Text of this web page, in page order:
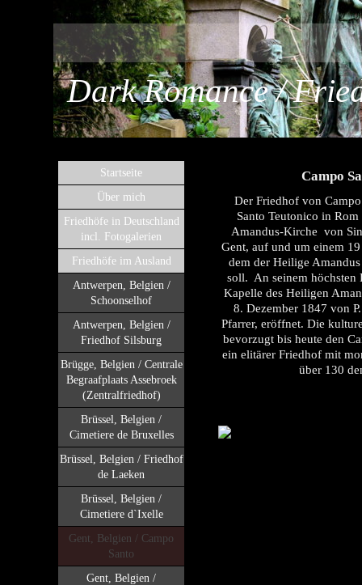
Dark Romance /
Startseite
Über mich
Friedhöfe in Deutschland
incl. Fotogalerien
Friedhöfe im Ausland
Antwerpen, Belgien /
Schoonselhof
Antwerpen, Belgien /
Friedhof Silsburg
Brügge, Belgien / Centrale
Begraafplaats Assebroek
(Zentralfriedhof)
Brüssel, Belgien /
Cimetiere de Bruxelles
Brüssel, Belgien / Friedhof
de Laeken
Brüssel, Belgien /
Cimetiere d`Ixelle
Gent, Belgien / Campo
Santo
Gent, Belgien /
Campo
Der Friedhof von
Santo Teutonico in
Amandus-Kirche von
Gent, auf und um einem
dem der Heilige
soll. An seinem höchsten
Kapelle des Heiligen
8. Dezember 1847 von
Pfarrer, eröffnet. Die
bevorzugt bis heute den
ein elitärer Friedhof mit
über 130